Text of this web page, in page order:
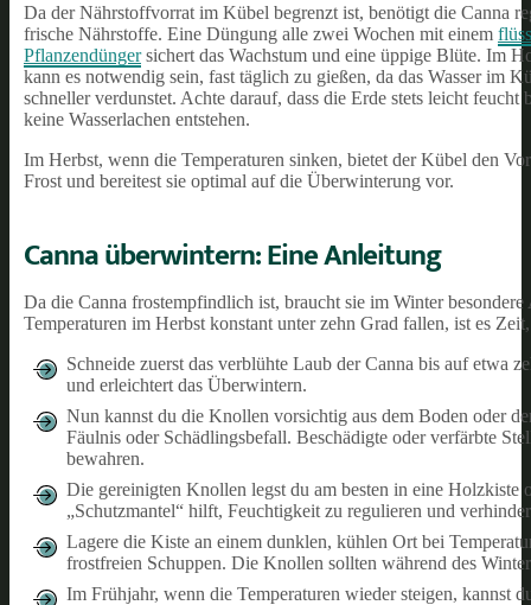
Da der Nährstoffvorrat im Kübel begrenzt ist, benötigt die Canna
frische Nährstoffe. Eine Düngung alle zwei Wochen mit einem
Pflanzendüngersichert das Wachstum und eine üppige Blüte. Im
kann es notwendig sein, fast täglich zu gießen, da das Wasser im
schneller verdunstet. Achte darauf, dass die Erde stets leicht feucht
keine Wasserlachen entstehen.
Im Herbst, wenn die Temperaturen sinken, bietet der Kübel den
Frost und bereitest sie optimal auf die Überwinterung vor.
Canna überwintern: Eine Anleitung
Da die Canna frostempfindlich ist, braucht sie im Winter
Temperaturen im Herbst konstant unter zehn Grad fallen, ist es
Schneide zuerst das verblühte Laub der Canna bis auf etwa
und erleichtert das Überwintern.
Nun kannst du die Knollen vorsichtig aus dem Boden oder
Fäulnis oder Schädlingsbefall. Beschädigte oder verfärbte
bewahren.
Die gereinigten Knollen legst du am besten in eine Holzkiste
„Schutzmantel“ hilft, Feuchtigkeit zu regulieren und
Lagere die Kiste an einem dunklen, kühlen Ort bei
frostfreien Schuppen. Die Knollen sollten während des
Im Frühjahr, wenn die Temperaturen wieder steigen, kannst